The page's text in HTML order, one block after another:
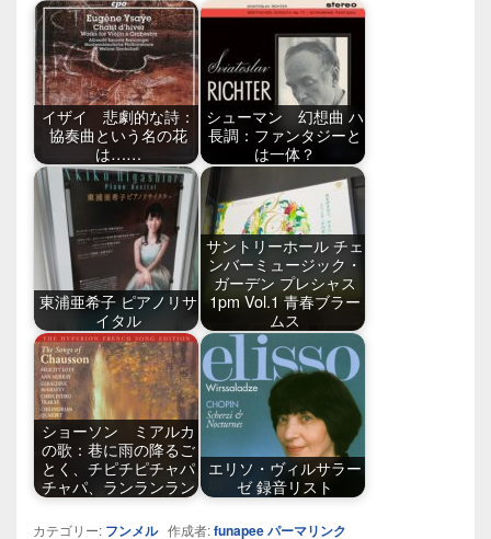
イザイ 悲劇的な詩：
協奏曲という名の花
は……
シューマン 幻想曲 ハ
長調：ファンタジーと
は一体？
東浦亜希子 ピアノリサ
イタル
サントリーホール チェ
ンバーミュージック・
ガーデン プレシャス
1pm Vol.1 青春ブラー
ムス
ショーソン ミアルカ
の歌：巷に雨の降るご
とく、チピチピチャパ
チャパ、ランランラン
エリソ・ヴィルサラー
ゼ 録音リスト
カテゴリー: フンメル作成者:funapeeパーマリンク